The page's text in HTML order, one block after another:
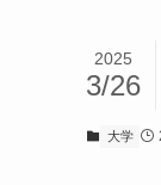
2025
3/26
大学